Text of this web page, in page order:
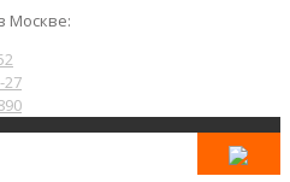
Москве:
27